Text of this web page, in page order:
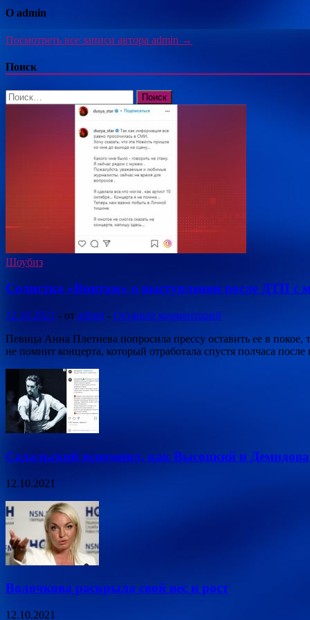
О admin
Посмотреть все записи автора admin →
Поиск
Найти:
Шоубиз
Солистка «Винтаж» о выступлении после ДТП с
12.10.2021 - от admin - Оставьте комментарий
Певица Анна Плетнева попросила прессу оставить ее в
не помнит концерта, который отработала спустя полчаса
Садальский вспомнил, как Высоцкий и
12.10.2021
Волочкова раскрыла свой вес и рост
12.10.2021